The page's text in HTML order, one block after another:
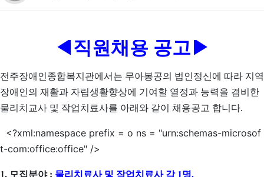
◀직원채용 공고▶
전주장애인종합복지관에서는 무아봉공의 법인정신에 따라 지역
장애인의 재활과 자립생활향상에 기여할 열정과 능력을 겸비한
물리치교사 및 작업치료사를 아래와 같이 채용공고 합니다.
<?xml:namespace prefix = o ns = "urn:schemas-microsof
t-com:office:office" />
1. 모집분야 : 물리치료사 및 작업치료사 각 1명.